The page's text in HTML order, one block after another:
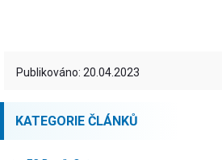
Publikováno: 20.04.2023
KATEGORIE ČLÁNKŮ